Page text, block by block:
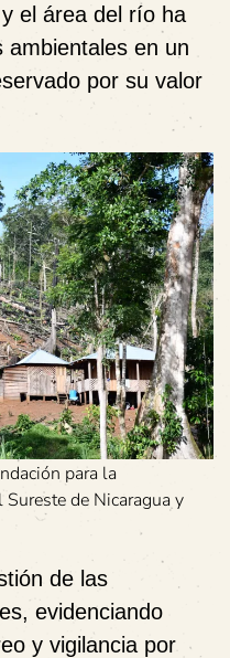
el área del río ha
ambientales en un
por su valor
para la
de Nicaragua y
de las
evidenciando
y vigilancia por